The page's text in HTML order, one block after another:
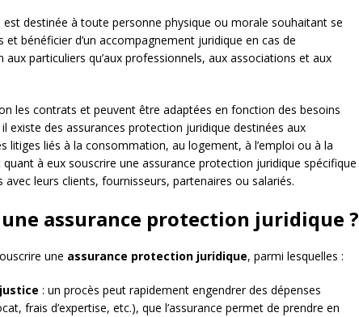
est destinée à toute personne physique ou morale souhaitant se
bénéficier d’un accompagnement juridique en cas de
aux particuliers qu’aux professionnels, aux associations et aux
les contrats et peuvent être adaptées en fonction des besoins
existe des assurances protection juridique destinées aux
litiges liés à la consommation, au logement, à l’emploi ou à la
à eux souscrire une assurance protection juridique spécifique
leurs clients, fournisseurs, partenaires ou salariés.
assurance protection juridique ?
une assurance protection juridique, parmi lesquelles :
: un procès peut rapidement engendrer des dépenses
frais d’expertise, etc.), que l’assurance permet de prendre en